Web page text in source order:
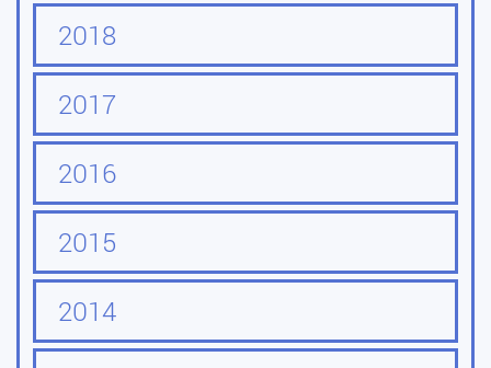
2018
2017
2016
2015
2014